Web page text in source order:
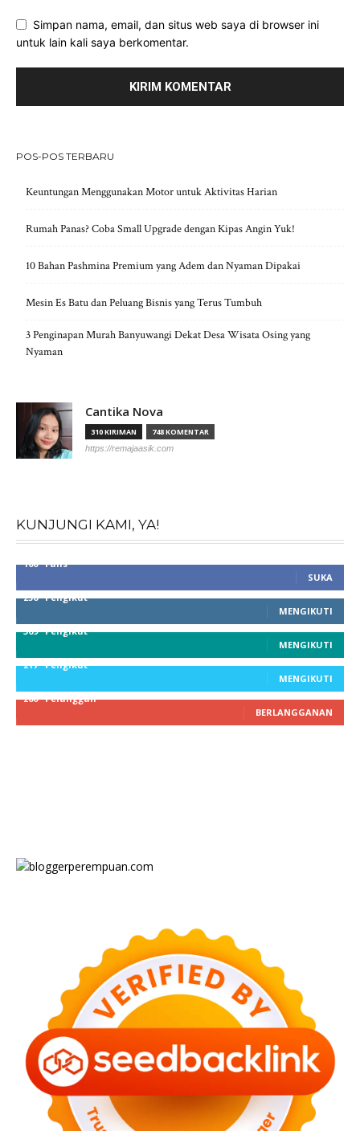
Simpan nama, email, dan situs web saya di browser ini
untuk lain kali saya berkomentar.
POS-POS TERBARU
Keuntungan Menggunakan Motor untuk Aktivitas Harian
Rumah Panas? Coba Small Upgrade dengan Kipas Angin Yuk!
10 Bahan Pashmina Premium yang Adem dan Nyaman Dipakai
Mesin Es Batu dan Peluang Bisnis yang Terus Tumbuh
3 Penginapan Murah Banyuwangi Dekat Desa Wisata Osing yang
Nyaman
Cantika Nova
310 KIRIMAN 748 KOMENTAR
https://remajaasik.com
KUNJUNGI KAMI, YA!
100 Fans
SUKA
256 Pengikut
MENGIKUTI
369 Pengikut
MENGIKUTI
217 Pengikut
MENGIKUTI
200 Pelanggan
BERLANGGANAN